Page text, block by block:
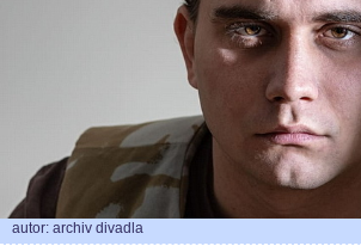
autor: archiv divadla